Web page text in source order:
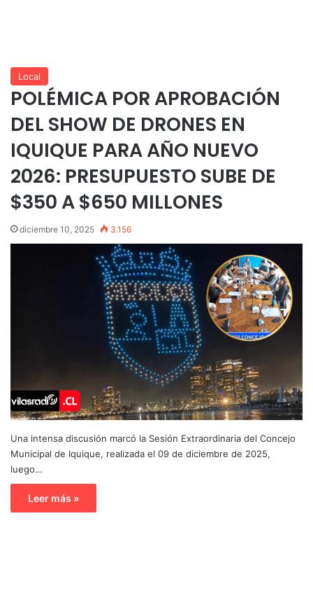
Local
POLÉMICA POR APROBACIÓN
DEL SHOW DE DRONES EN
IQUIQUE PARA AÑO NUEVO
2026: PRESUPUESTO SUBE DE
$350 A $650 MILLONES
diciembre 10, 2025 3.156
Una intensa discusión marcó la Sesión Extraordinaria del Concejo
Municipal de Iquique, realizada el 09 de diciembre de 2025,
luego…
Leer más »